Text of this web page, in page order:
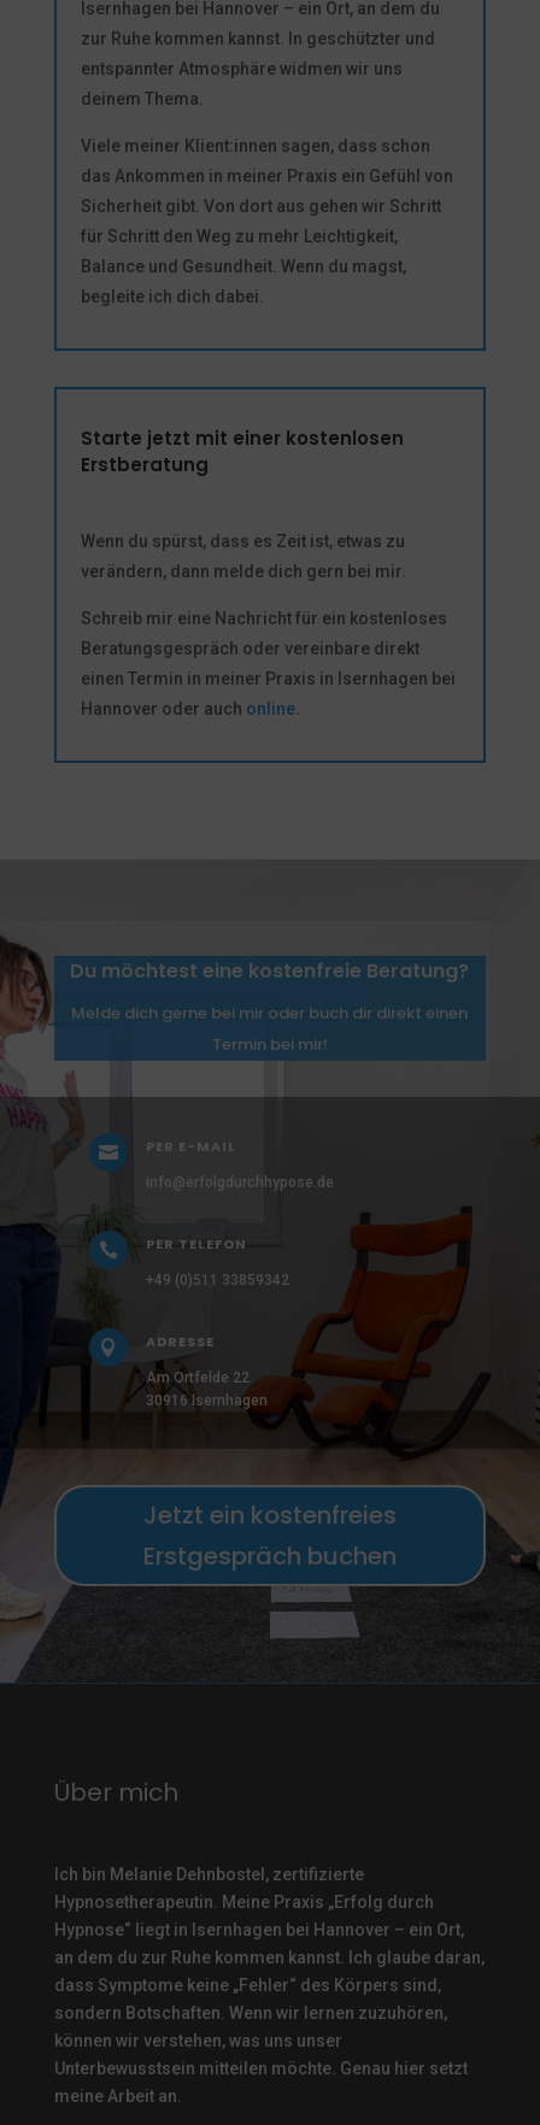
Isernhagen bei Hannover – ein Ort, an dem du
zur Ruhe kommen kannst. In geschützter und
entspannter Atmosphäre widmen wir uns
deinem Thema.
Viele meiner Klient:innen sagen, dass schon
das Ankommen in meiner Praxis ein Gefühl von
Sicherheit gibt. Von dort aus gehen wir Schritt
für Schritt den Weg zu mehr Leichtigkeit,
Balance und Gesundheit. Wenn du magst,
begleite ich dich dabei.
Starte jetzt mit einer kostenlosen
Erstberatung
Wenn du spürst, dass es Zeit ist, etwas zu
verändern, dann melde dich gern bei mir.
Schreib mir eine Nachricht für ein kostenloses
Beratungsgespräch oder vereinbare direkt
einen Termin in meiner Praxis in Isernhagen bei
Hannover oder auch online.
Du möchtest eine kostenfreie Beratung?
Melde dich gerne bei mir oder buch dir direkt einen
Termin bei mir!
 PER E-MAIL
info@erfolgdurchhypose.de
 PER TELEFON
+49 (0)511 33859342
 ADRESSE
Am Ortfelde 22
30916 Isernhagen
Jetzt ein kostenfreies
Erstgespräch buchen
Über mich
Ich bin Melanie Dehnbostel, zertifizierte
Hypnosetherapeutin.
Meine Praxis „Erfolg durch
Hypnose“ liegt in Isernhagen bei Hannover – ein Ort,
an dem du zur Ruhe kommen kannst. Ich glaube daran,
dass Symptome keine „Fehler“ des Körpers sind,
sondern Botschaften. Wenn wir lernen zuzuhören,
können wir verstehen, was uns unser
Unterbewusstsein mitteilen möchte. Genau hier setzt
meine Arbeit an.